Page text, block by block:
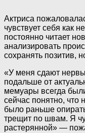
Актриса
чувствует себя как
постоянно читает
анализировать
сохранять позитив,
«У меня сдают
подальше от
мемуары всегда
сейчас понятно, что
было раньше
трещит по швам. Я
растерянной» —